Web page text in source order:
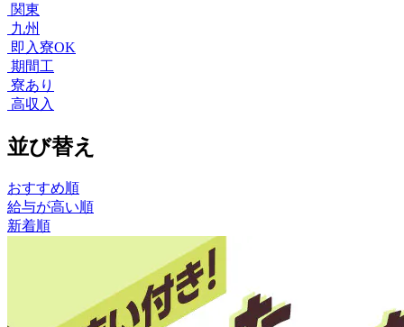
関東
九州
即入寮OK
期間工
寮あり
高収入
並び替え
おすすめ順
給与が高い順
新着順